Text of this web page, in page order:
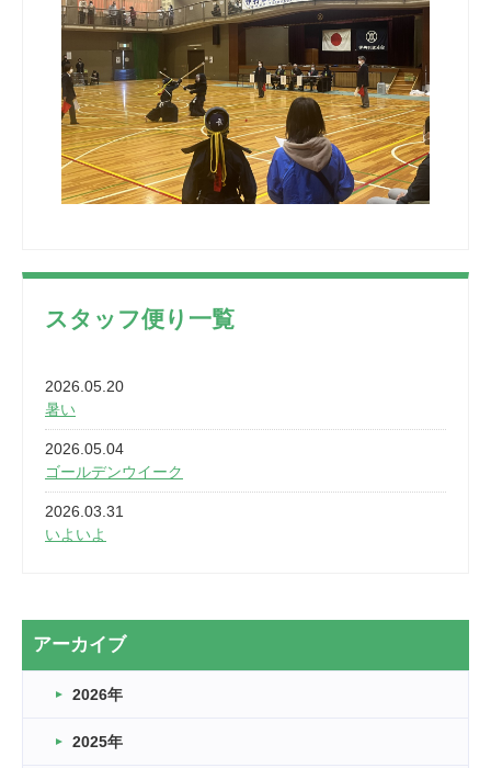
スタッフ便り一覧
2026.05.20
暑い
2026.05.04
ゴールデンウイーク
2026.03.31
いよいよ
2026.03.20
なぎなた
2026.03.16
アーカイブ
2026年
2025年